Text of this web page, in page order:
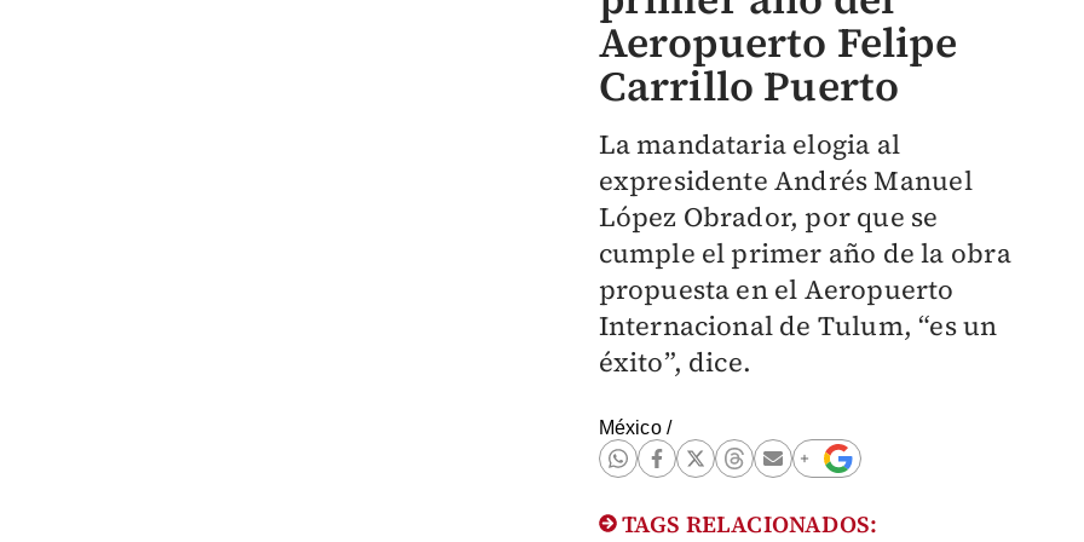
Aeropuerto Felipe
Carrillo Puerto
La mandataria elogia al
expresidente Andrés Manuel
López Obrador, por que se
cumple el primer año de la obra
propuesta en el Aeropuerto
Internacional de Tulum, “es un
éxito”, dice.
México/
TAGS RELACIONADOS: